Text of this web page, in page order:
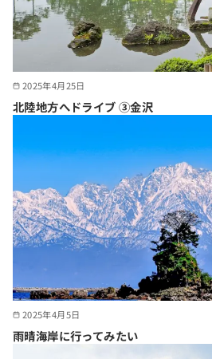
2025年4月25日
北陸地方へドライブ ③金沢
2025年4月5日
雨晴海岸に行ってみたい